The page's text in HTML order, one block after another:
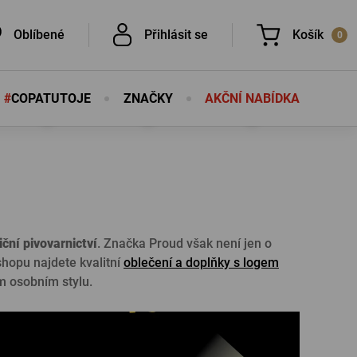
Oblíbené Přihlásit se
PŘIHLÁSIT SE
Košík 0
Nic v košíku nemáte, není to škoda?
#COPATUTOJE ZNAČKY AKČNÍ NABÍDKA
pivovarnictví. Značka Proud však není jen o
najdete kvalitníoblečení a doplňky s logem
osobním stylu.